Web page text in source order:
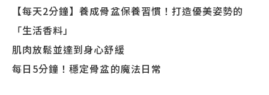
【每天2分鐘】養成骨盆保養習慣！打造優美姿勢的
「生活香料」
肌肉放鬆並達到身心舒緩
每日5分鐘！穩定骨盆的魔法日常